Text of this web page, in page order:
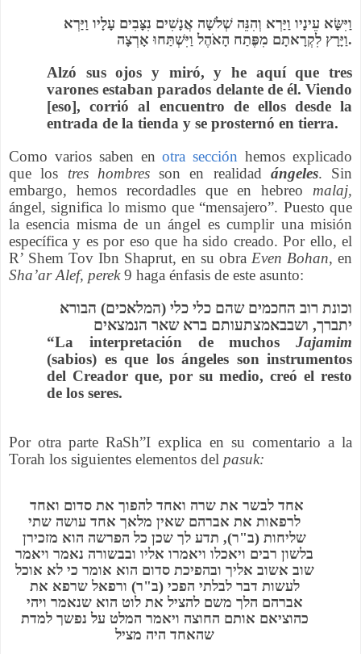
וַיִּשָּׂא עֵינָיו וַיַּרְא וְהִנֵּה שְׁלֹשָׁה אֲנָשִׁים נִצָּבִים עָלָיו וַיַּרְא
וַיָּרָץ לִקְרָאתָם מִפֶּתַח הָאֹהֶל וַיִּשְׁתַּחוּ אָרְצָה.
Alzó sus ojos y miró, y he aquí que tres
varones estaban parados delante de él. Viendo
[eso], corrió al encuentro de ellos desde la
entrada de la tienda y se prosternó en tierra.
Como varios saben enotra sección hemos explicado
que los tres hombresson en realidad ángeles. Sin
embargo, hemos recordadlesque en hebreo malaj,
ángel, significa lo mismo que “mensajero”. Puesto que
la esencia misma de un ángel es cumplir una misión
específica y es por eso que ha sido creado. Por ello, el
R’ Shem Tov Ibn Shaprut, en su obra Even Bohan, en
Sha’ar Alef, perek9 haga énfasis de este asunto:
וכונת רוב החכמים שהם כלי כלי (המלאכים) הבורא
יתברך, ושבבאמצתעותם ברא שאר הנמצאים
“La interpretación de muchos Jajamim
(sabios) es que los ángeles son instrumentos
del Creador que, por su medio, creó el resto
de los seres.
Por otra parte RaSh”I explica en su comentario a la
Torah los siguientes elementos del pasuk:
לרפאות את אברהם שאין מלאך אחד עושה שתי
שליחות (ב"ר), תדע לך שכן כל הפרשה הוא מזכירן
בלשון רבים ויאכלו ויאמרו אליו ובבשורה נאמר ויאמר
שוב אשוב אליך ובהפיכת סדום הוא אומר כי לא אוכל
לעשות דבר לבלתי הפכי (ב"ר) ורפאל שרפא את
אברהם הלך משם להציל את לוט הוא שנאמר ויהי
כהוציאם אותם החוצה ויאמר המלט על נפשך למדת
שהאחד היה מציל